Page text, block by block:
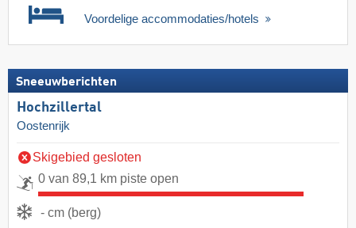
Voordelige accommodaties/hotels
Sneeuwberichten
Hochzillertal
Oostenrijk
Skigebied gesloten
0 van 89,1 km piste open
- cm (berg)